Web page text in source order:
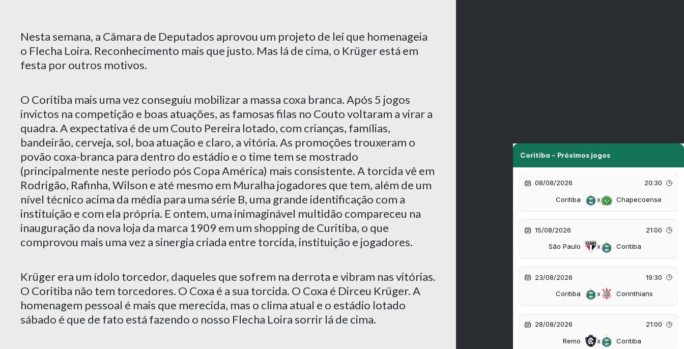
Nesta semana, a Câmara de Deputados aprovou um projeto de lei que homenageia
o Flecha Loira. Reconhecimento mais que justo. Mas lá de cima, o Krüger está em
festa por outros motivos.
O Coritiba mais uma vez conseguiu mobilizar a massa coxa branca. Após 5 jogos
invictos na competição e boas atuações, as famosas filas no Couto voltaram a virar a
quadra. A expectativa é de um Couto Pereira lotado, com crianças, famílias,
bandeirão, cerveja, sol, boa atuação e claro, a vitória. As promoções trouxeram o
povão coxa-branca para dentro do estádio e o time tem se mostrado
(principalmente neste periodo pós Copa América) mais consistente. A torcida vê em
Rodrigão, Rafinha, Wilson e até mesmo em Muralha jogadores que tem, além de um
nível técnico acima da média para uma série B, uma grande identificação com a
instituição e com ela própria. E ontem, uma inimaginável multidão compareceu na
inauguração da nova loja da marca 1909 em um shopping de Curitiba, o que
comprovou mais uma vez a sinergia criada entre torcida, instituição e jogadores.
Krüger era um ídolo torcedor, daqueles que sofrem na derrota e vibram nas vitórias.
O Coritiba não tem torcedores. O Coxa é a sua torcida. O Coxa é Dirceu Krüger. A
homenagem pessoal é mais que merecida, mas o clima atual e o estádio lotado
sábado é que de fato está fazendo o nosso Flecha Loira sorrir lá de cima.